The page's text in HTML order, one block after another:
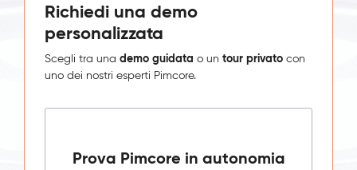
Richiedi una demo
personalizzata
Scegli tra una demo guidata o un tour privato con
uno dei nostri esperti Pimcore.
Prova Pimcore in autonomia